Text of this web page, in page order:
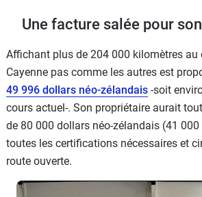
Une facture salée pour
Affichant plus de 204 000 kilomètres au
Cayenne pas comme les autres est
49 996 dollars néo-zélandais -soit
cours actuel-. Son propriétaire aurait
de 80 000 dollars néo-zélandais (41
toutes les certifications nécessaires et
route ouverte.